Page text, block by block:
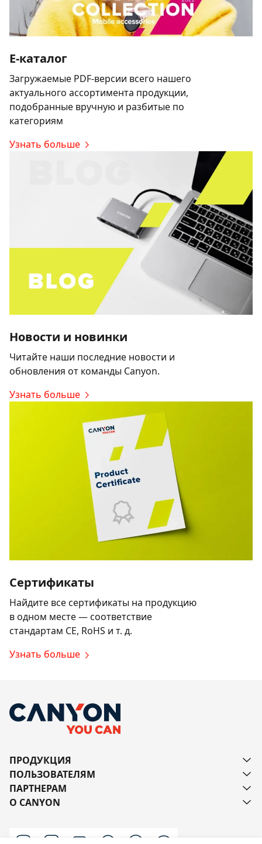
E-каталог
Загружаемые PDF-версии всего нашего
актуального ассортимента продукции,
подобранные вручную и разбитые по
категориям
Узнать больше
Новости и новинки
Читайте наши последние новости и
обновления от команды Canyon.
Узнать больше
Сертификаты
Найдите все сертификаты на продукцию
в одном месте — соответствие
стандартам CE, RoHS и т. д.
Узнать больше
ПРОДУКЦИЯ
ПОЛЬЗОВАТЕЛЯМ
ПАРТНЕРАМ
О CANYON